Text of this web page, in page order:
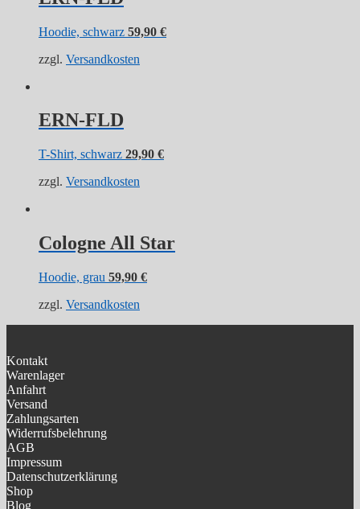
Hoodie, schwarz 59,90 €
zzgl. Versandkosten
ERN-FLD
T-Shirt, schwarz 29,90 €
zzgl. Versandkosten
Cologne All Star
Hoodie, grau 59,90 €
zzgl. Versandkosten
Kontakt
Warenlager
Anfahrt
Versand
Zahlungsarten
Widerrufsbelehrung
AGB
Impressum
Datenschutzerklärung
Shop
Blog